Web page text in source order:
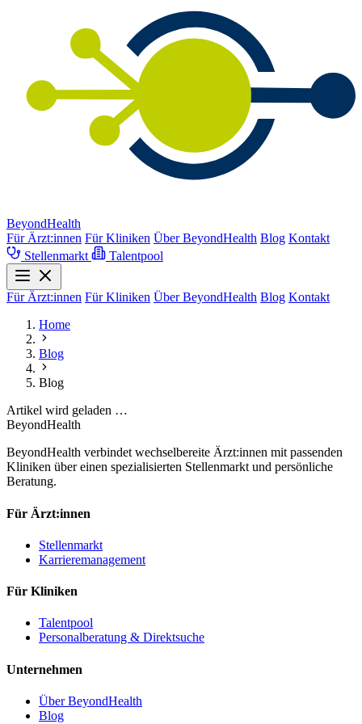
BeyondHealth
Für Ärzt:innen Für Kliniken Über BeyondHealth Blog Kontakt
Stellenmarkt
Talentpool
Für Ärzt:innen Für Kliniken Über BeyondHealth Blog Kontakt
Home
Blog
Blog
Artikel wird geladen …
BeyondHealth
BeyondHealth verbindet wechselbereite Ärzt:innen mit passenden
Kliniken über einen spezialisierten Stellenmarkt und persönliche
Beratung.
Für Ärzt:innen
Stellenmarkt
Karrieremanagement
Für Kliniken
Talentpool
Personalberatung & Direktsuche
Unternehmen
Über BeyondHealth
Blog